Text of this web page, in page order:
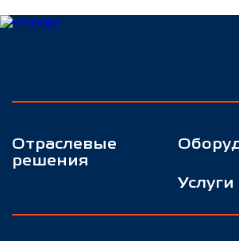
Отраслевые
решения
Услуги